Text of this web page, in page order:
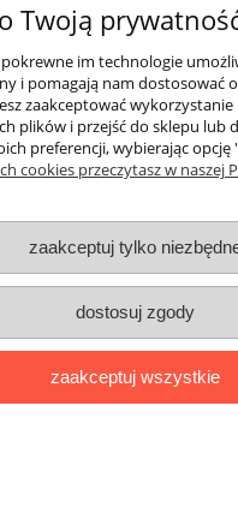
pokaż pełną wersję strony
Sklep internetowy Shoper.pl
Twoją
pokrewne im technologie
i pomagają nam dostosować
zaakceptować wykorzystanie
plików i przejść do sklepu lub
preferencji, wybierając opcję
cookies przeczytasz w naszej
zaakceptuj tylko
dostosuj zgody
zaakceptuj wszystkie